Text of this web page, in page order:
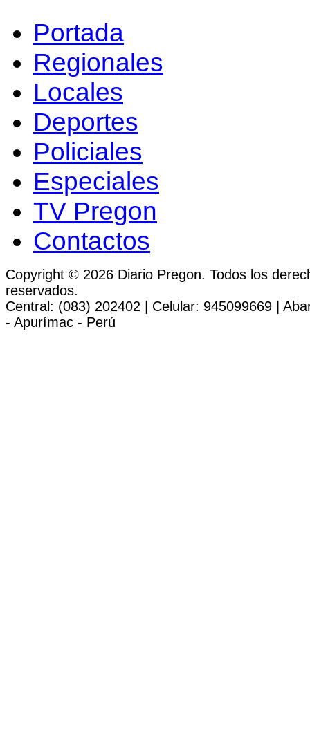
Portada
Regionales
Locales
Deportes
Policiales
Especiales
TV Pregon
Contactos
Copyright © 2026 Diario Pregon. Todos los
reservados.
Central: (083) 202402 | Celular: 945099669 |
- Apurímac - Perú